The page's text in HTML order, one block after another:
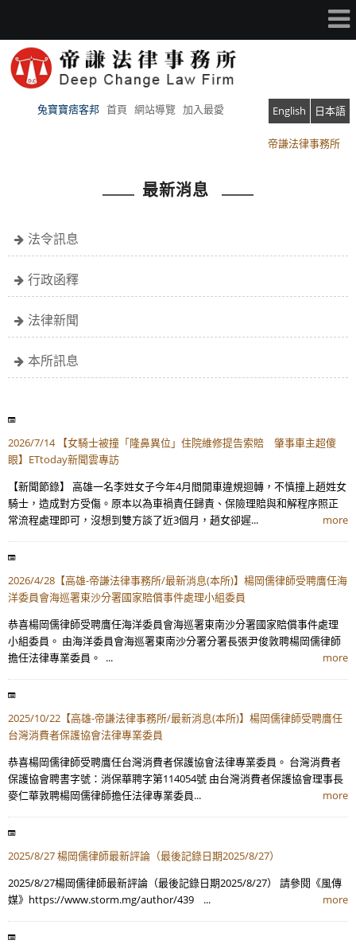
兔寶寶痞客邦 首頁 網站導覽 加入最愛 English
日本語
最新消息
法令訊息
行政函釋
法律新聞
本所訊息
2026/7/14 【女騎士被撞「隆鼻異位」住院維修提告索賠 肇事車主超傻
眼】ETtoday新聞雲專訪
【新聞節錄】 高雄一名李姓女子今年4月間開車違規迴轉，不慎撞上趙姓女
騎士，造成對方受傷。原本以為車禍責任歸責、保險理賠與和解程序照正
常流程處理即可，沒想到雙方談了近3個月，趙女卻遲...
more
2026/4/28【高雄-帝謙法律事務所/最新消息(本所)】楊岡儒律師受聘膺任海
洋委員會海巡署東沙分署國家賠償事件處理小組委員
恭喜楊岡儒律師受聘膺任海洋委員會海巡署東南沙分署國家賠償事件處理
小組委員。 由海洋委員會海巡署東南沙分署分署長張尹俊敦聘楊岡儒律師
擔任法律專業委員。 ...
more
2025/10/22【高雄-帝謙法律事務所/最新消息(本所)】楊岡儒律師受聘膺任
台灣消費者保護協會法律專業委員
恭喜楊岡儒律師受聘膺任台灣消費者保護協會法律專業委員。 台灣消費者
保護協會聘書字號：消保華聘字第114054號 由台灣消費者保護協會理事長
麥仁華敦聘楊岡儒律師擔任法律專業委員...
more
2025/8/27 楊岡儒律師最新評論（最後記錄日期2025/8/27）
2025/8/27楊岡儒律師最新評論（最後記錄日期2025/8/27） 請參閱《風傳
媒》https://www.storm.mg/author/439 ...
more